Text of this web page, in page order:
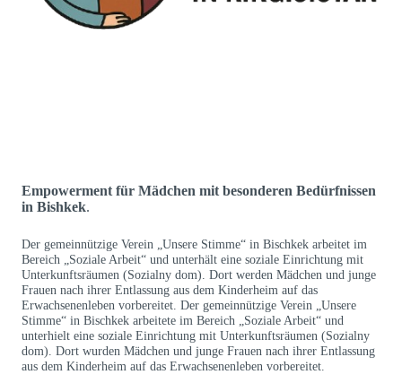
Empowerment für Mädchen mit besonderen Bedürfnissen
in Bishkek.
Der gemeinnützige Verein „Unsere Stimme“ in Bischkek arbeitet im
Bereich „Soziale Arbeit“ und unterhält eine soziale Einrichtung mit
Unterkunftsräumen (Sozialny dom). Dort werden Mädchen und junge
Frauen nach ihrer Entlassung aus dem Kinderheim auf das
Erwachsenenleben vorbereitet. Der gemeinnützige Verein „Unsere
Stimme“ in Bischkek arbeitete im Bereich „Soziale Arbeit“ und
unterhielt eine soziale Einrichtung mit Unterkunftsräumen (Sozialny
dom). Dort wurden Mädchen und junge Frauen nach ihrer Entlassung
aus dem Kinderheim auf das Erwachsenenleben vorbereitet.